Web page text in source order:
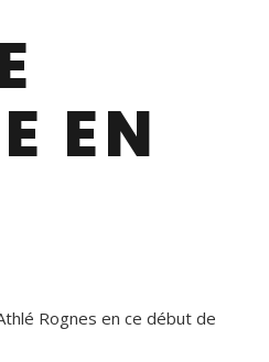
EN
Rognes en ce début de